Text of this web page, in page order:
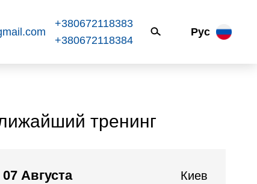
+380672118383
+380672118384
Рус
тренинг
07 Августа Киев